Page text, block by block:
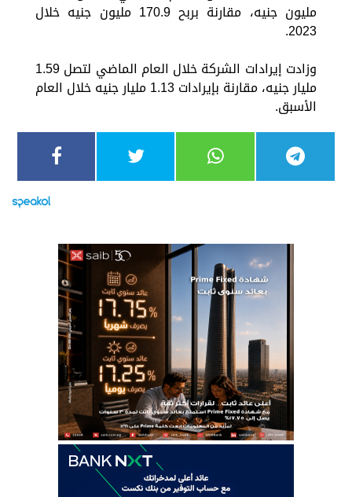
مليون جنيه، مقارنة بربح 170.9 مليون جنيه خلال
2023.
وزادت إيرادات الشركة خلال العام الماضي لتصل 1.59
مليار جنيه، مقارنة بإيرادات 1.13 مليار جنيه خلال العام
الأسبق.